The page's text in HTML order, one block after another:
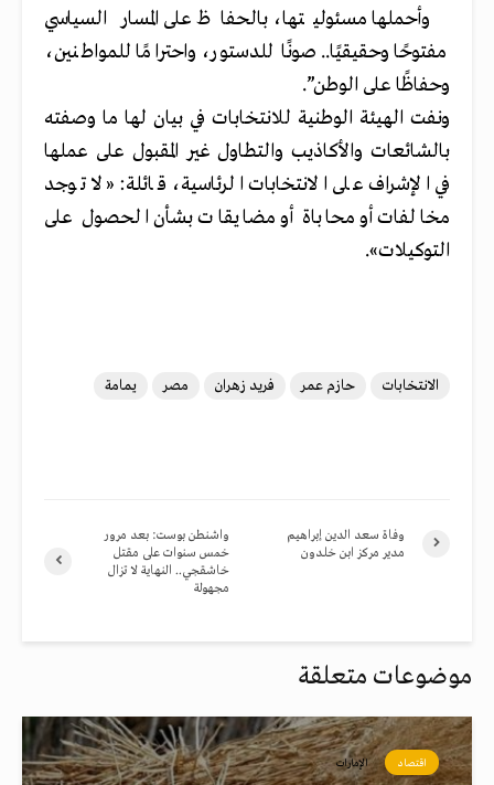
وأحملها مسئوليتها، بالحفاظ على المسار السياسي
مفتوحًا وحقيقيًا.. صونًا للدستور، واحترامًا للمواطنين،
وحفاظًا على الوطن”.
ونفت الهيئة الوطنية للانتخابات في بيان لها ما وصفته
بالشائعات والأكاذيب والتطاول غير المقبول على عملها
في الإشراف على الانتخابات الرئاسية، قائلة: «لا توجد
مخالفات أو محاباة أو مضايقات بشأن الحصول على
التوكيلات».
الانتخابات حازم عمر فريد زهران مصر يمامة
واشنطن بوست: بعد مرور
خمس سنوات على مقتل
خاشقجي.. النهاية لا تزال
مجهولة
وفاة سعد الدين إبراهيم
مدير مركز ابن خلدون
موضوعات متعلقة
اقتصاد الإمارات